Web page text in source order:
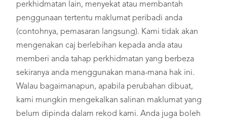
perkhidmatan lain, menyekat atau membantah
penggunaan tertentu maklumat peribadi anda
(contohnya, pemasaran langsung). Kami tidak akan
mengenakan caj berlebihan kepada anda atau
memberi anda tahap perkhidmatan yang berbeza
sekiranya anda menggunakan mana-mana hak ini.
Walau bagaimanapun, apabila perubahan dibuat,
kami mungkin mengekalkan salinan maklumat yang
belum dipinda dalam rekod kami. Anda juga boleh